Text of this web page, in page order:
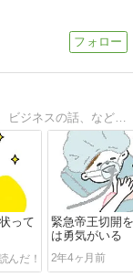
産婦人科医かんなのブログ。病気の話、医療の話、ビジネスの話、などなど。
って
緊急帝王切開
は勇気がいる
2年4ヶ月前